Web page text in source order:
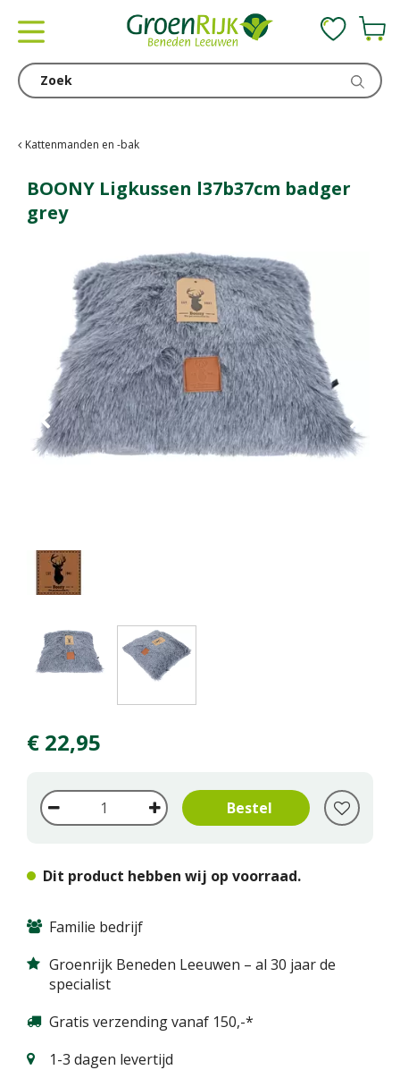
Kattenmanden en -bak
BOONY Ligkussen l37b37cm badger
grey
€ 22,95
Dit product hebben wij op voorraad.
Familie bedrijf
Groenrijk Beneden Leeuwen – al 30 jaar de
specialist
Gratis verzending vanaf 150,-*
1-3 dagen levertijd